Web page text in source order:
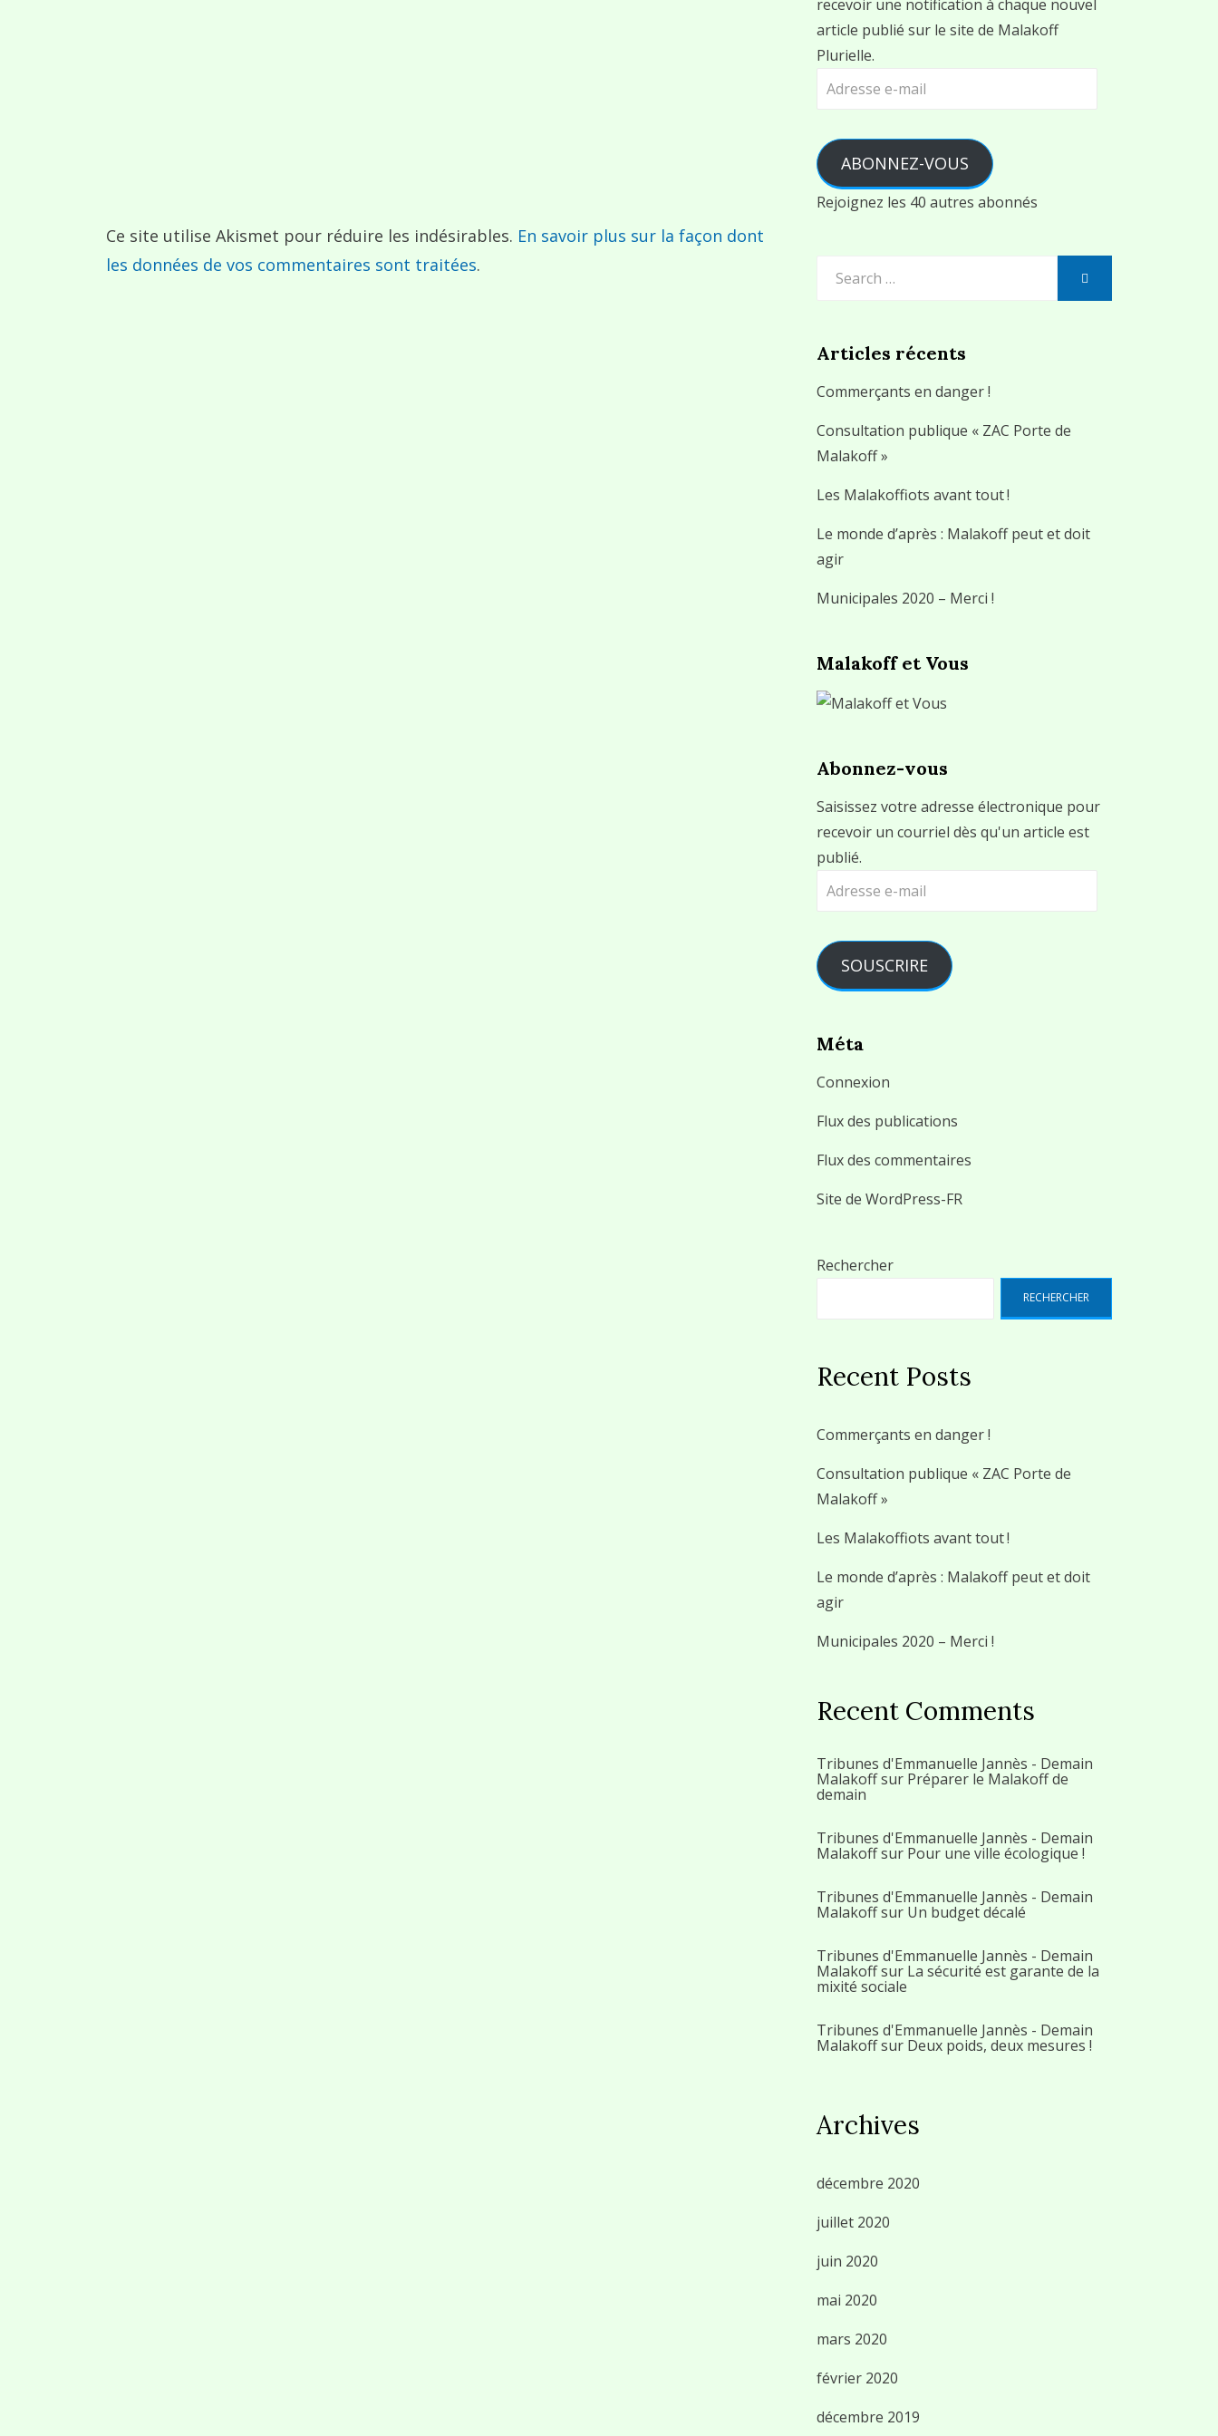
Ce site utilise Akismet pour réduire les indésirables. En savoir plus sur la façon dont
les données de vos commentaires sont traitées.
recevoir une notification à chaque nouvel
article publié sur le site de Malakoff
Plurielle.
Adresse
ABONNEZ-VOUS
Rejoignez les 40 autres abonnés
Articles récents
Commerçants en danger !
Consultation publique « ZAC Porte de
Malakoff »
Les Malakoffiots avant tout !
Le monde d’après : Malakoff peut et doit
agir
Municipales 2020 – Merci !
Malakoff et Vous
Abonnez-vous
Saisissez votre adresse électronique pour
recevoir un courriel dès qu'un article est
publié.
Adresse
SOUSCRIRE
Méta
Connexion
Flux des publications
Flux des commentaires
Site de WordPress-FR
Rechercher
RECHERCHER
Recent Posts
Commerçants en danger !
Consultation publique « ZAC Porte de
Malakoff »
Les Malakoffiots avant tout !
Le monde d’après : Malakoff peut et doit
agir
Municipales 2020 – Merci !
Recent Comments
Tribunes d'Emmanuelle Jannès - Demain
Malakoffsur Préparer le Malakoff de
demain
Tribunes d'Emmanuelle Jannès - Demain
Malakoffsur Pour une ville écologique !
Tribunes d'Emmanuelle Jannès - Demain
Malakoffsur Un budget décalé
Tribunes d'Emmanuelle Jannès - Demain
Malakoffsur La sécurité est garante de la
mixité sociale
Tribunes d'Emmanuelle Jannès - Demain
Malakoffsur Deux poids, deux mesures !
Archives
décembre 2020
juillet 2020
juin 2020
mai 2020
mars 2020
février 2020
décembre 2019